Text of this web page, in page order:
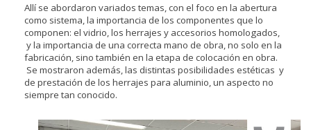
Allí se abordaron variados temas, con el foco en la abertura
como sistema, la importancia de los componentes que lo
componen: el vidrio, los herrajes y accesorios homologados,
y la importancia de una correcta mano de obra, no solo en la
fabricación, sino también en la etapa de colocación en obra.
Se mostraron además, las distintas posibilidades estéticas y
de prestación de los herrajes para aluminio, un aspecto no
siempre tan conocido.